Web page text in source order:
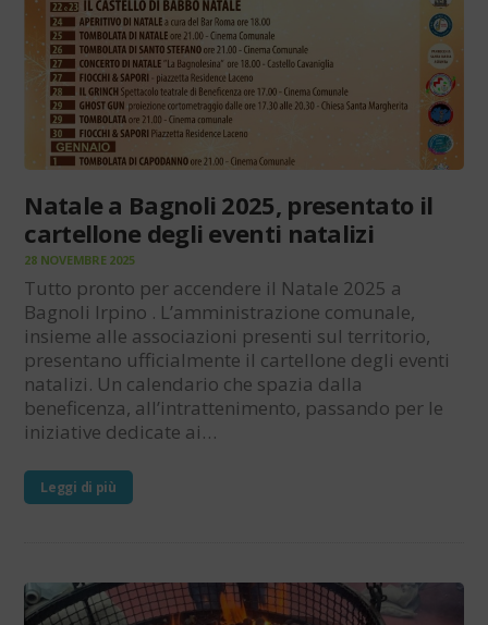
Natale a Bagnoli 2025, presentato il
cartellone degli eventi natalizi
28 NOVEMBRE 2025
Tutto pronto per accendere il Natale 2025 a
Bagnoli Irpino . L’amministrazione comunale,
insieme alle associazioni presenti sul territorio,
presentano ufficialmente il cartellone degli eventi
natalizi. Un calendario che spazia dalla
beneficenza, all’intrattenimento, passando per le
iniziative dedicate ai…
Leggi di più